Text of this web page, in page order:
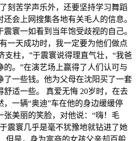
刻苦学声乐外，还要坚持学习舞蹈
会上网搜集各地有关毛人的信息。
寰一如看到当年饱受歧视的自己。
一天成功时，我一定要为他们做点
支柱，”于震寰说得理直气壮，“我爸
的。”在演艺场上赢得了人们认可与
了一些钱。他为父母在沈阳买了一套
舒适一些。 真爱无悔 20岁时，在去
一辆“奥迪”车在他的身边缓缓停
张美丽的笑脸，对他说：“嗨！毛
震寰几乎是毫不犹豫地就钻进了她
但是，身为富商的女孩父亲却百般